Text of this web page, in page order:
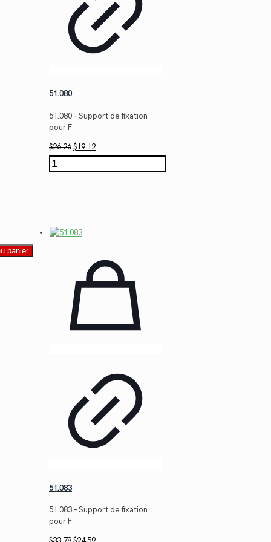
51.080
51.080 – Support de fixation
pour F
$26.26Le
prix
initial
$19.12Le
prix
actuel
quantité
de
panier
51.083
51.083 – Support de fixation
pour F
Le
Le